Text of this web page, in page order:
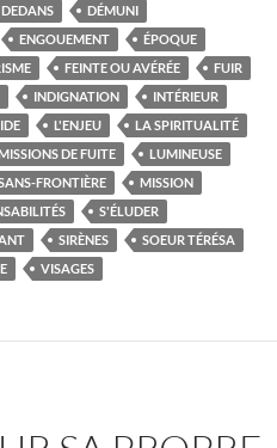
DEDANS
DÉMUNI
ENGOUEMENT
ÉPOQUE
FEINTE OU AVÉRÉE
FUIR
INDIGNATION
INTÉRIEUR
L'ENJEU
LA SPIRITUALITÉ
DE FUITE
LUMINEUSE
FRONTIÈRE
MISSION
S'ÉLUDER
SIRÈNES
SOEUR TÉRÉSA
VISAGES